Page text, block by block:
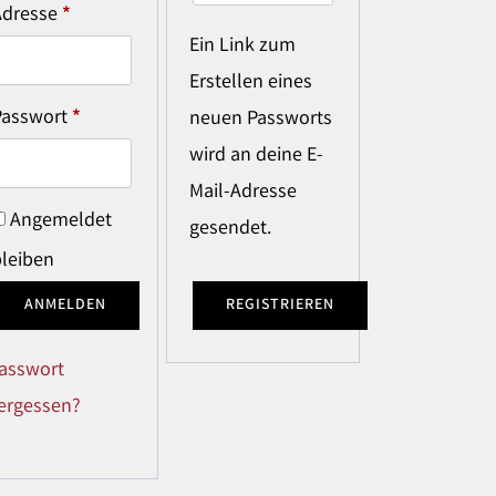
*
*
Angemeldet
ANMELDEN
Ein Link zum
Erstellen eines
neuen Passworts
wird an deine E-
Mail-Adresse
gesendet.
REGISTRIEREN